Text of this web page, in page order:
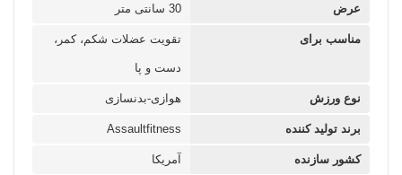
عرض 30 سانتی متر
مناسب برای تقویت عضلات شکم، کمر،
دست و پا
نوع ورزش هوازی-بدنسازی
برند تولید کننده Assaultfitness
کشور سازنده آمریکا